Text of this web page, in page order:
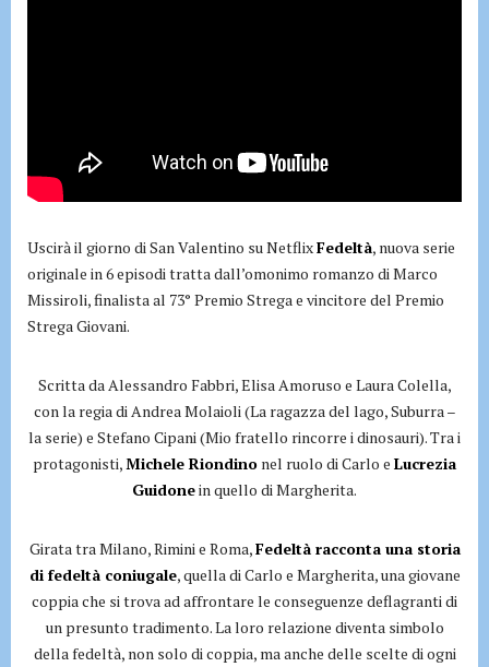
Uscirà il giorno di San Valentino su NetflixFedeltà, nuova serie
originale in 6 episodi tratta dall’omonimo romanzo di Marco
Missiroli, finalista al 73° Premio Strega e vincitore del Premio
Strega Giovani.
Scritta da Alessandro Fabbri, Elisa Amoruso e Laura Colella,
con la regia di Andrea Molaioli (La ragazza del lago, Suburra –
la serie) e Stefano Cipani (Mio fratello rincorre i dinosauri). Tra i
protagonisti,Michele Riondino nel ruolo di Carlo e Lucrezia
Guidonein quello di Margherita.
Girata tra Milano, Rimini e Roma,Fedeltà racconta una storia
di fedeltà coniugale, quella di Carlo e Margherita, una giovane
coppia che si trova ad affrontare le conseguenze deflagranti di
un presunto tradimento. La loro relazione diventa simbolo
della fedeltà, non solo di coppia, ma anche delle scelte di ogni